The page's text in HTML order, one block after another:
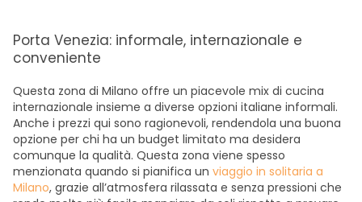
Porta Venezia: informale, internazionale e
conveniente
Questa zona di Milano offre un piacevole mix di cucina
internazionale insieme a diverse opzioni italiane informali.
Anche i prezzi qui sono ragionevoli, rendendola una buona
opzione per chi ha un budget limitato ma desidera
comunque la qualità. Questa zona viene spesso
menzionata quando si pianifica un viaggio in solitaria a
Milano, grazie all’atmosfera rilassata e senza pressioni che